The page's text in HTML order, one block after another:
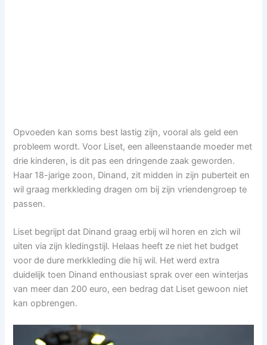
Opvoeden kan soms best lastig zijn, vooral als geld een
probleem wordt. Voor Liset, een alleenstaande moeder met
drie kinderen, is dit pas een dringende zaak geworden.
Haar 18-jarige zoon, Dinand, zit midden in zijn puberteit en
wil graag merkkleding dragen om bij zijn vriendengroep te
passen.
Liset begrijpt dat Dinand graag erbij wil horen en zich wil
uiten via zijn kledingstijl. Helaas heeft ze niet het budget
voor de dure merkkleding die hij wil. Het werd extra
duidelijk toen Dinand enthousiast sprak over een winterjas
van meer dan 200 euro, een bedrag dat Liset gewoon niet
kan opbrengen.